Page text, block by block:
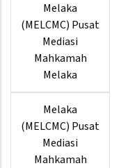
Melaka
(MELCMC) Pusat
Mediasi
Mahkamah
Melaka
Melaka
(MELCMC) Pusat
Mediasi
Mahkamah